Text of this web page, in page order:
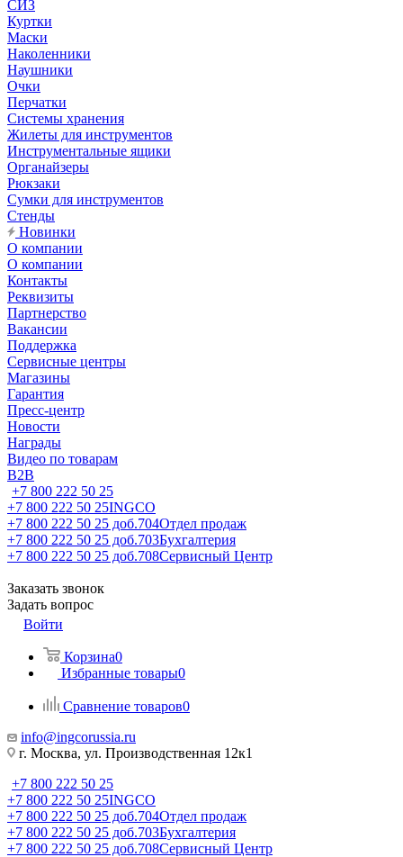
СИЗ
Куртки
Маски
Наколенники
Наушники
Очки
Перчатки
Системы хранения
Жилеты для инструментов
Инструментальные ящики
Органайзеры
Рюкзаки
Сумки для инструментов
Стенды
Новинки
О компании
О компании
Контакты
Реквизиты
Партнерство
Вакансии
Поддержка
Сервисные центры
Магазины
Гарантия
Пресс-центр
Новости
Награды
Видео по товарам
B2B
+7 800 222 50 25
+7 800 222 50 25INGCO
+7 800 222 50 25 доб.704Отдел продаж
+7 800 222 50 25 доб.703Бухгалтерия
+7 800 222 50 25 доб.708Сервисный Центр
Заказать звонок
Задать вопрос
Войти
Корзина0
Избранные товары0
Сравнение товаров0
info@ingcorussia.ru
г. Москва, ул. Производственная 12к1
+7 800 222 50 25
+7 800 222 50 25INGCO
+7 800 222 50 25 доб.704Отдел продаж
+7 800 222 50 25 доб.703Бухгалтерия
+7 800 222 50 25 доб.708Сервисный Центр